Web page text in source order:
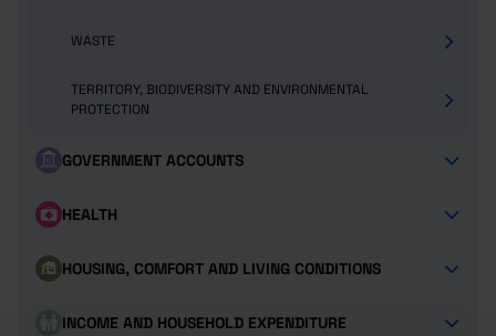
WASTE
TERRITORY, BIODIVERSITY AND ENVIRONMENTAL
PROTECTION
GOVERNMENT ACCOUNTS
HEALTH
HOUSING, COMFORT AND LIVING CONDITIONS
INCOME AND HOUSEHOLD EXPENDITURE